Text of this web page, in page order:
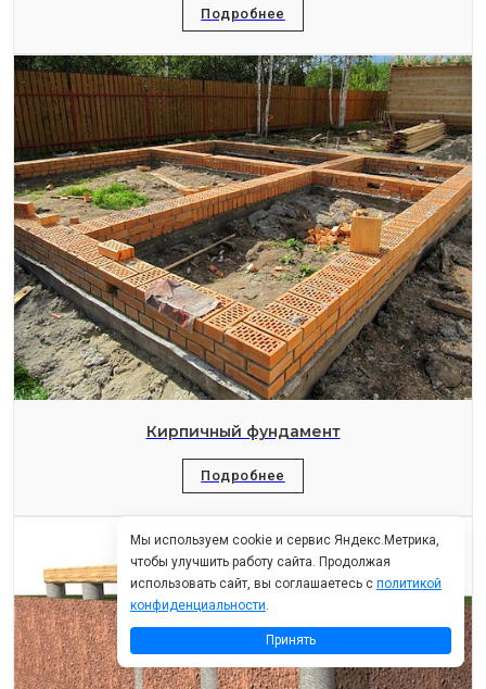
Подробнее
Кирпичный фундамент
Подробнее
Мы используем cookie и сервис Яндекс.Метрика,
чтобы улучшить работу сайта. Продолжая
использовать сайт, вы соглашаетесь с политикой
конфиденциальности.
Принять